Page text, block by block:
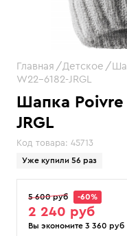
Шапка Poivre
JRGL
Код товара: 45713
Уже купили 56 раз
Главная Детское
W22-6182-JRGL
5 600 руб -60%
2 240 руб
Вы экономите 3 360 руб